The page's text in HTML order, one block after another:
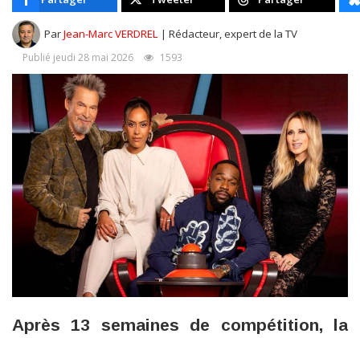
ParJean-Marc VERDREL | Rédacteur, expert de la TV
Publié jeudi 28 mai 2026 1593
Après 13 semaines de compétition, la